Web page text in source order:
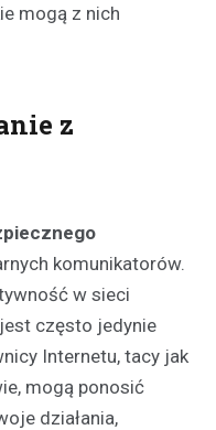
mogą z nich
z
komunikatorów.
w sieci
często jedynie
Internetu, tacy jak
mogą ponosić
działania,